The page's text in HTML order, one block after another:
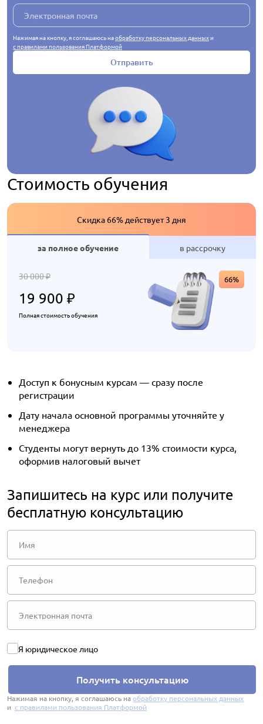
Отправить
Нажимая на кнопку, я соглашаюсь наобработку персональных данныхи
с правилами пользования Платформой
Стоимость обучения
Скидка 66% действует 3 дня
за полное обучение в рассрочку
30 000₽
19 900 ₽
Полная стоимость обучения
66%
Доступ к бонусным курсам — сразу после
регистрации
Дату начала основной программы уточняйте у
менеджера
Студенты могут вернуть до 13% стоимости курса,
оформив налоговый вычет
Запишитесь на курс или получите
бесплатную консультацию
Я юридическое лицо
Получить консультацию
Нажимая на кнопку, я соглашаюсь наобработку персональных данных
и с правилами пользования Платформой